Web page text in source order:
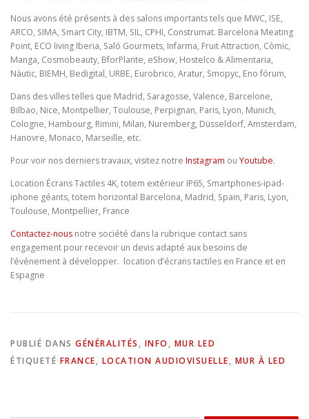
Nous avons été présents à des salons importants tels que MWC, ISE,
ARCO, SIMA, Smart City, IBTM, SIL, CPHI, Construmat. Barcelona Meating
Point, ECO living Iberia, Saló Gourmets, Infarma, Fruit Attraction, Còmic,
Manga, Cosmobeauty, BforPlante, eShow, Hostelco & Alimentaria,
Nàutic, BIEMH, Bedigital, URBE, Eurobrico, Aratur, Smopyc, Eno fórum,
Dans des villes telles que Madrid, Saragosse, Valence, Barcelone,
Bilbao, Nice, Montpellier, Toulouse, Perpignan, Paris, Lyon, Munich,
Cologne, Hambourg, Rimini, Milan, Nuremberg, Düsseldorf, Amsterdam,
Hanovre, Monaco, Marseille, etc.
Pour voir nos derniers travaux, visitez notre Instagram ou Youtube.
Location Écrans Tactiles 4K, totem extérieur IP65, Smartphones-ipad-
iphone géants, totem horizontal Barcelona, Madrid, Spain, Paris, Lyon,
Toulouse, Montpellier, France
Contactez-nous notre société dans la rubrique contact sans
engagement pour recevoir un devis adapté aux besoins de
l’événement à développer. location d’écrans tactiles en France et en
Espagne
PUBLIÉ DANS GÉNÉRALITÉS , INFO , MUR LED
ÉTIQUETÉ FRANCE, LOCATION AUDIOVISUELLE, MUR À LED